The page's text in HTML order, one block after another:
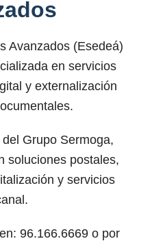
Avanzados (Esedeá)
en servicios
y externalización
Grupo Sermoga,
soluciones postales,
y servicios
96.166.6669 o por